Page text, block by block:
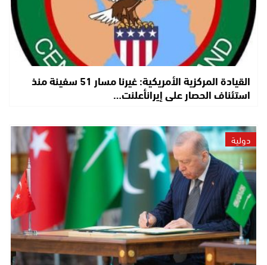
القيادة المركزية الأمريكية: غيرنا مسار 51 سفينة منذ
استئناف الحصار على إيرانأعلنت…
دولية